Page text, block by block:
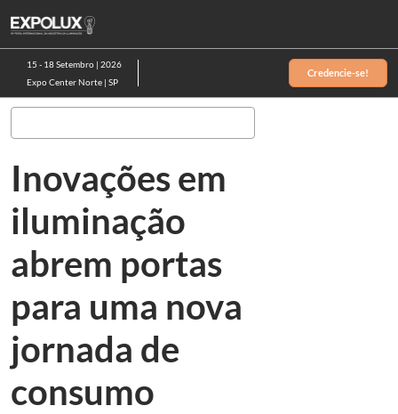
para
o
conteúdo
15 - 18 Setembro | 2026
Expo Center Norte | SP
Credencie-se!
Inovações em
iluminação
abrem portas
para uma nova
jornada de
consumo